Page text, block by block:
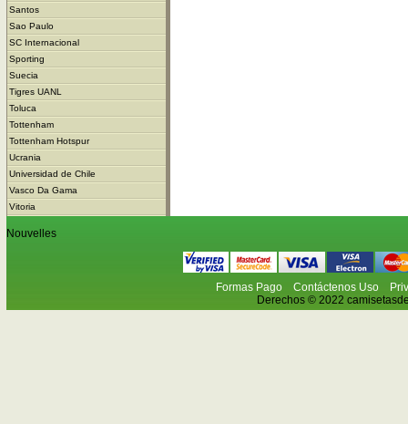
Santos
Sao Paulo
SC Internacional
Sporting
Suecia
Tigres UANL
Toluca
Tottenham
Tottenham Hotspur
Ucrania
Universidad de Chile
Vasco Da Gama
Vitoria
Nouvelles
Formas Pago Contáctenos Uso
Derechos © 2022